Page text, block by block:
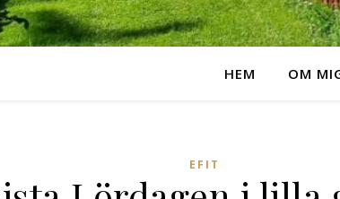
HEM OM
EFIT